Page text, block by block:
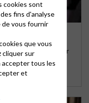
pas disponible sur
cookies sont
fins d'analyse
vous fournir
que vous
cliquer sur
accepter tous les
et